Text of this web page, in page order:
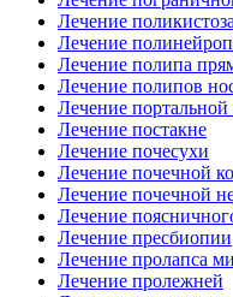
Лечение
Лечение
Лечение полипа
Лечение полипов
Лечение портальной
Лечение постакне
Лечение почесухи
Лечение почечной
Лечение почечной
Лечение
Лечение пресбиопии
Лечение пролапса
Лечение пролежней